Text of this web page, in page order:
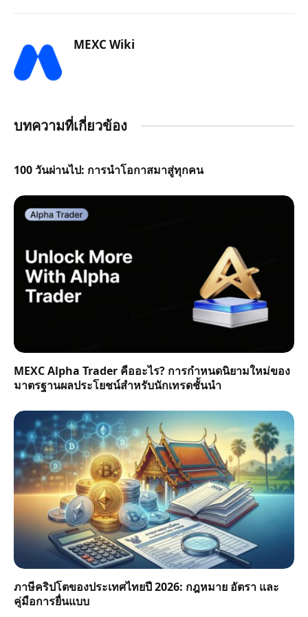
MEXC Wiki
บทความที่เกี่ยวข้อง
100 วันผ่านไป: การนำโอกาสมาสู่ทุกคน
MEXC Alpha Trader คืออะไร? การกำหนดนิยามใหม่ของ
มาตรฐานผลประโยชน์สำหรับนักเทรดชั้นนำ
ภาษีคริปโตของประเทศไทยปี 2026: กฎหมาย อัตรา และ
คู่มือการยื่นแบบ